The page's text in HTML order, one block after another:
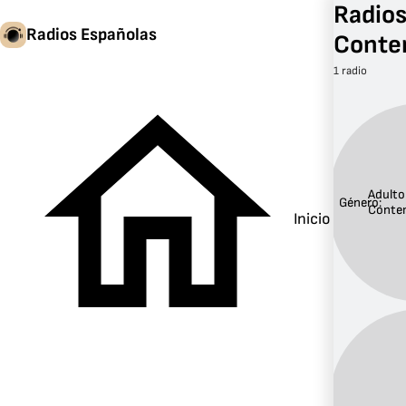
Radios Españolas
Inicio
1 radio
Género:Adulto